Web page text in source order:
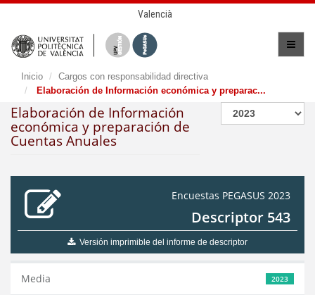
Valencià
Inicio
Cargos con responsabilidad directiva
Elaboración de Información económica y preparac...
Elaboración de Información
económica y preparación de
Cuentas Anuales
Encuestas PEGASUS 2023
Descriptor 543
Versión imprimible del informe de descriptor
2023
Media